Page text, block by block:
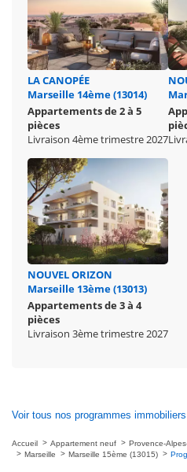
LA CANOPÉE
Marseille 14ème (13014)
Appartements de 2 à 5
pièces
Livraison 4ème trimestre 2027
NOUVEL ORIZON
Marseille 13ème (13013)
Appartements de 3 à 4
pièces
Livraison 3ème trimestre 2027
Voir tous nos programmes
Accueil Appartement neuf Provence-
Marseille
Marseille 15ème (13015)